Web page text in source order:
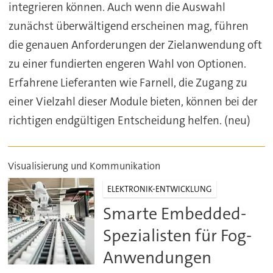
integrieren können. Auch wenn die Auswahl
zunächst überwältigend erscheinen mag, führen
die genauen Anforderungen der Zielanwendung oft
zu einer fundierten engeren Wahl von Optionen.
Erfahrene Lieferanten wie Farnell, die Zugang zu
einer Vielzahl dieser Module bieten, können bei der
richtigen endgültigen Entscheidung helfen. (neu)
Visualisierung und Kommunikation
ELEKTRONIK-ENTWICKLUNG
Smarte Embedded-
Spezialisten für Fog-
Anwendungen